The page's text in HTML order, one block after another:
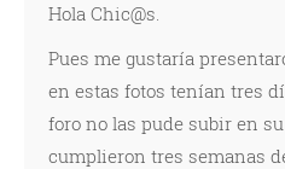
Hola Chic@s.
Pues me gustaría
en estas fotos tenían tres
foro no las pude subir en
cumplieron tres semanas